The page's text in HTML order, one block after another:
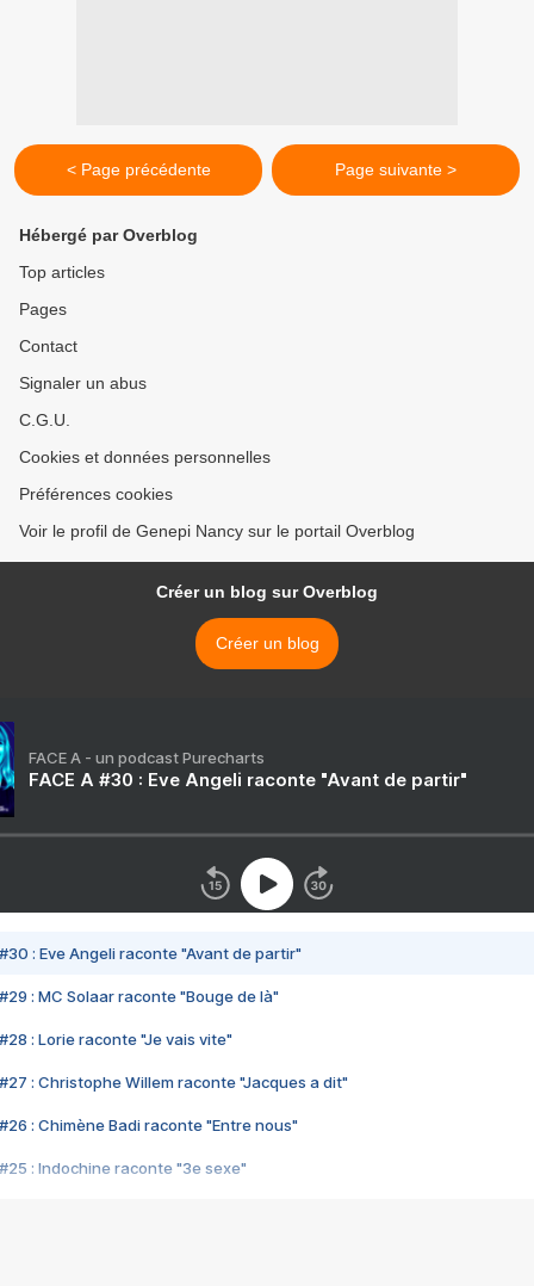
< Page précédente Page suivante >
Hébergé par Overblog
Top articles
Pages
Contact
Signaler un abus
C.G.U.
Cookies et données personnelles
Préférences cookies
Voir le profil de Genepi Nancy sur le portail Overblog
Créer un blog sur Overblog
Créer un blog
FACE A - un podcast Purecharts
FACE A #30 : Eve Angeli raconte "Avant de partir"
#30 : Eve Angeli raconte "Avant de partir"
#29 : MC Solaar raconte "Bouge de là"
#28 : Lorie raconte "Je vais vite"
#27 : Christophe Willem raconte "Jacques a dit"
#26 : Chimène Badi raconte "Entre nous"
#25 : Indochine raconte "3e sexe"